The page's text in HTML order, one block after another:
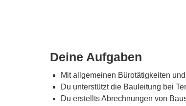
Deine Aufgaben
Mit allgemeinen Bürotätigkeiten
Du unterstützt die Bauleitung bei
Du erstellts Abrechnungen von